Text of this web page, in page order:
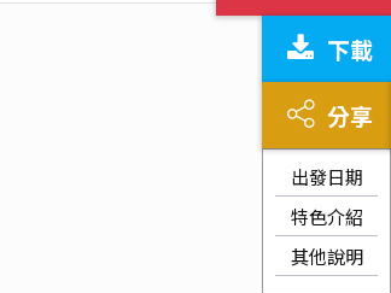
下載
分享
出發日期
特色介紹
其他說明